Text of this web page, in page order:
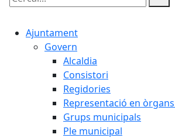
Cercar:
Ajuntament
Govern
Alcaldia
Consistori
Regidories
Representació en òrgans
Grups municipals
Ple municipal